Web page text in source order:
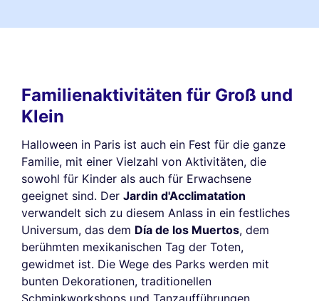
Familienaktivitäten für Groß und
Klein
Halloween in Paris ist auch ein Fest für die ganze
Familie, mit einer Vielzahl von Aktivitäten, die
sowohl für Kinder als auch für Erwachsene
geeignet sind. Der Jardin d'Acclimatation
verwandelt sich zu diesem Anlass in ein festliches
Universum, das dem Día de los Muertos, dem
berühmten mexikanischen Tag der Toten,
gewidmet ist. Die Wege des Parks werden mit
bunten Dekorationen, traditionellen